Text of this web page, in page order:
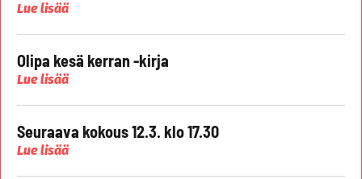
Lue lisää
Olipa kesä kerran -kirja
Lue lisää
Seuraava kokous 12.3. klo 17.30
Lue lisää